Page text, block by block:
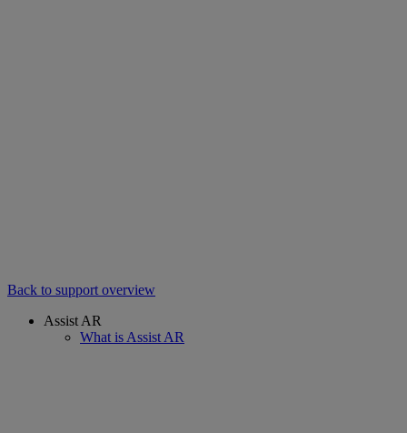
Back to support overview
Assist AR
What is Assist AR